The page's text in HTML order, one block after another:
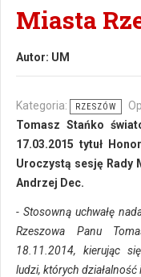
Miasta
Autor: UM
Kategoria: RZESZÓW
Tomasz Stańko
17.03.2015 tytuł
Uroczystą sesję Rady
Andrzej Dec.
- Stosowną uchwałę
Rzeszowa Panu
18.11.2014, kierując
ludzi, których